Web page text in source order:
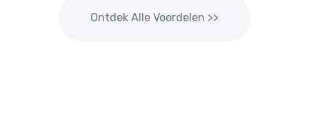
Ontdek Alle Voordelen >>